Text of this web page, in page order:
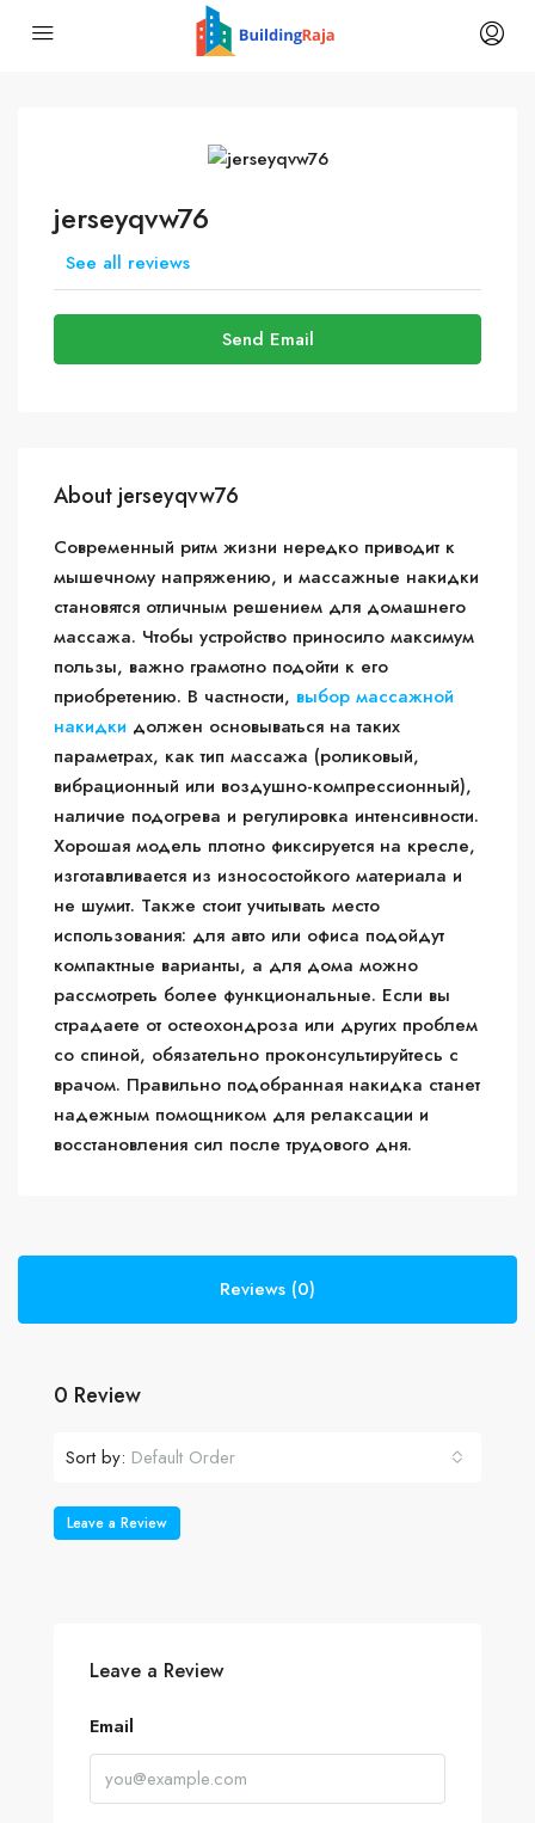
jerseyqvw76
See all reviews
Send Email
About jerseyqvw76
Современный ритм жизни нередко приводит к
мышечному напряжению, и массажные накидки
становятся отличным решением для домашнего
массажа. Чтобы устройство приносило максимум
пользы, важно грамотно подойти к его
приобретению. В частности, выбор массажной
накидки должен основываться на таких
параметрах, как тип массажа (роликовый,
вибрационный или воздушно-компрессионный),
наличие подогрева и регулировка интенсивности.
Хорошая модель плотно фиксируется на кресле,
изготавливается из износостойкого материала и
не шумит. Также стоит учитывать место
использования: для авто или офиса подойдут
компактные варианты, а для дома можно
рассмотреть более функциональные. Если вы
страдаете от остеохондроза или других проблем
со спиной, обязательно проконсультируйтесь с
врачом. Правильно подобранная накидка станет
надежным помощником для релаксации и
восстановления сил после трудового дня.
Reviews (0)
0 Review
Sort by: Default Order
Leave a Review
Leave a Review
Email